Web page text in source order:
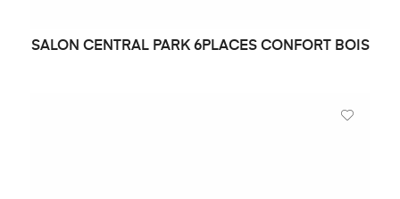
SALON CENTRAL PARK 6PLACES CONFORT BOIS